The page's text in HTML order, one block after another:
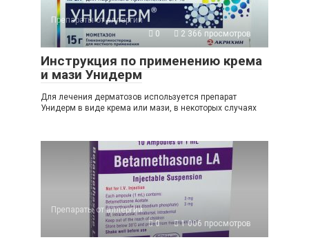
Препараты от аллергии
0
2 366 просмотров
Инструкция по применению крема
и мази Унидерм
Для лечения дерматозов используется препарат
Унидерм в виде крема или мази, в некоторых случаях
Препараты от аллергии
0
1 006 просмотров